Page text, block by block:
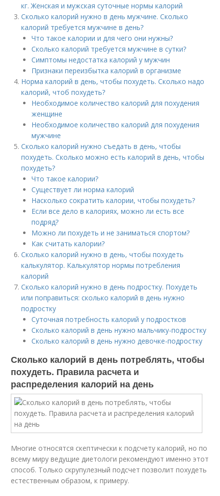
кг. Женская и мужская суточные нормы калорий
Сколько калорий нужно в день мужчине. Сколько
калорий требуется мужчине в день?
Что такое калории и для чего они нужны?
Сколько калорий требуется мужчине в сутки?
Симптомы недостатка калорий у мужчин
Признаки переизбытка калорий в организме
Норма калорий в день, чтобы похудеть. Сколько надо
калорий, чтоб похудеть?
Необходимое количество калорий для похудения
женщине
Необходимое количество калорий для похудения
мужчине
Сколько калорий нужно съедать в день, чтобы
похудеть. Сколько можно есть калорий в день, чтобы
похудеть?
Что такое калории?
Существует ли норма калорий
Насколько сократить калории, чтобы похудеть?
Если все дело в калориях, можно ли есть все
подряд?
Можно ли похудеть и не заниматься спортом?
Как считать калории?
Сколько калорий нужно в день, чтобы похудеть
калькулятор. Калькулятор нормы потребления
калорий
Сколько калорий нужно в день подростку. Похудеть
или поправиться: сколько калорий в день нужно
подростку
Суточная потребность калорий у подростков
Сколько калорий в день нужно мальчику-подростку
Сколько калорий в день нужно девочке-подростку
Сколько калорий в день потреблять, чтобы
похудеть. Правила расчета и
распределения калорий на день
Многие относятся скептически к подсчету калорий, но по
всему миру ведущие диетологи рекомендуют именно этот
способ. Только скрупулезный подсчет позволит похудеть
естественным образом, к примеру.